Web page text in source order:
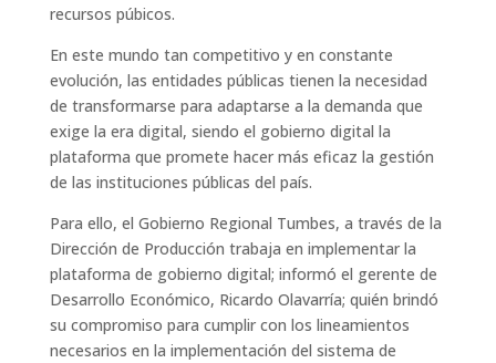
recursos púbicos.
En este mundo tan competitivo y en constante
evolución, las entidades públicas tienen la necesidad
de transformarse para adaptarse a la demanda que
exige la era digital, siendo el gobierno digital la
plataforma que promete hacer más eficaz la gestión
de las instituciones públicas del país.
Para ello, el Gobierno Regional Tumbes, a través de la
Dirección de Producción trabaja en implementar la
plataforma de gobierno digital; informó el gerente de
Desarrollo Económico, Ricardo Olavarría; quién brindó
su compromiso para cumplir con los lineamientos
necesarios en la implementación del sistema de